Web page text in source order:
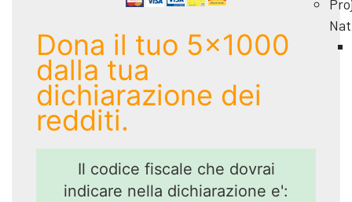
Dona il tuo 5x1000
dalla tua
dichiarazione dei
redditi.
Il codice fiscale che dovrai
indicare nella dichiarazione e':